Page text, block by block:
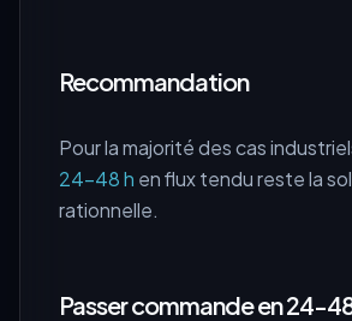
Recommandation
Pour la majorité des cas
24-48 h en flux tendu reste la
rationnelle.
Passer commande en 24-